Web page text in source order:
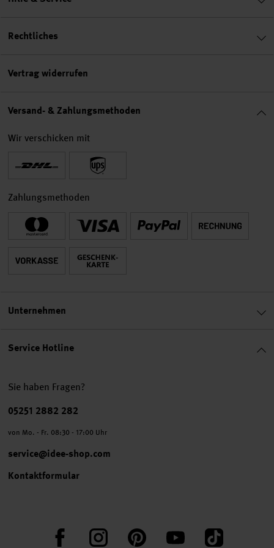
Service Hotline
Sie haben Fragen?
Telefonnummer
05251 2882 282
von Mo. - Fr. 08:30 - 17:00 Uhr
service@idee-shop.com
Kontaktformular
FacebookInstagram PinterestYouTube TikTok
Rechtliches
Vertrag widerrufen
Versand- & Zahlungsmethoden
Wir verschicken mit
Zahlungsmethoden
Unternehmen